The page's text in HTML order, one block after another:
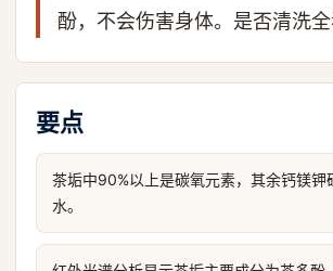
酚，不会伤害身体。是否清洗全
要点
茶垢中90%以上是碳氧元素，其余钙镁钾
水。